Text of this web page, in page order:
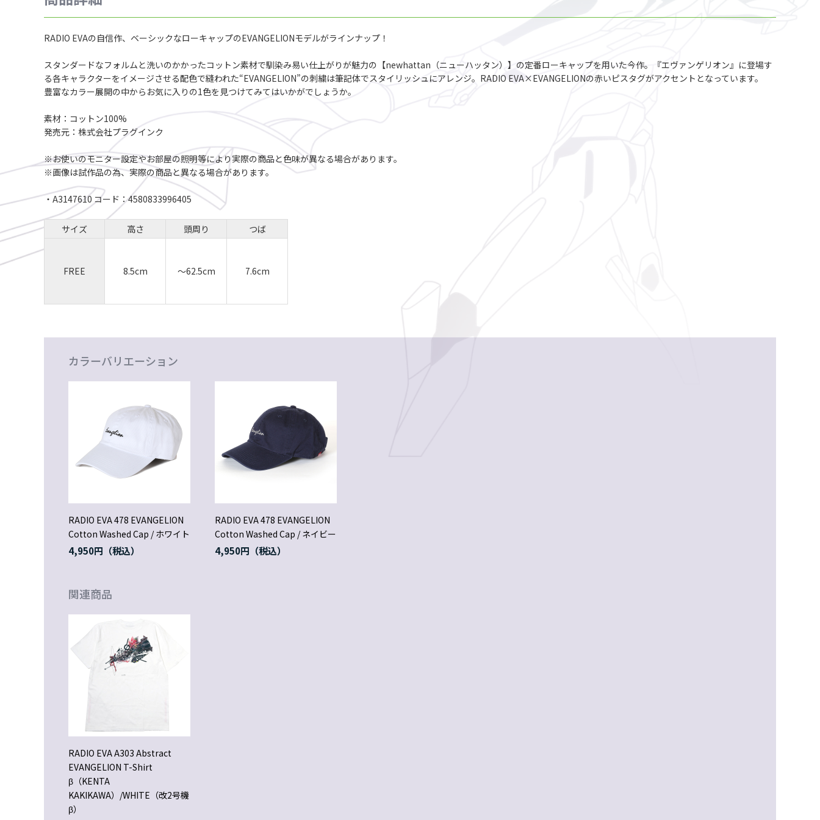
RADIO EVAの自信作、ベーシックなローキャップのEVANGELIONモデルがラインナップ！
スタンダードなフォルムと洗いのかかったコットン素材で馴染み易い仕上がりが魅力の【newhattan（ニューハッタン）】の定番ローキャップを用いた今作。『エヴァンゲリオン』に登場す
る各キャラクターをイメージさせる配色で縫われた“EVANGELION”の刺繍は筆記体でスタイリッシュにアレンジ。RADIO EVA×EVANGELIONの赤いピスタグがアクセントとなっています。
豊富なカラー展開の中からお気に入りの1色を見つけてみてはいかがでしょうか。
素材：コットン100%
発売元：株式会社プラグインク
※お使いのモニター設定やお部屋の照明等により実際の商品と色味が異なる場合があります。
※画像は試作品の為、実際の商品と異なる場合があります。
・A3147610 コード：4580833996405
サイズ 高さ 頭周り つば
FREE 8.5cm ～62.5cm 7.6cm
カラーバリエーション
RADIO EVA 478 EVANGELION
Cotton Washed Cap / ホワイト
4,950円
RADIO EVA 478 EVANGELION
Cotton Washed Cap / ネイビー
4,950円
関連商品
RADIO EVA A303 Abstract
EVANGELION T-Shirt
β（KENTA
KAKIKAWA）/WHITE（改2号機
β）